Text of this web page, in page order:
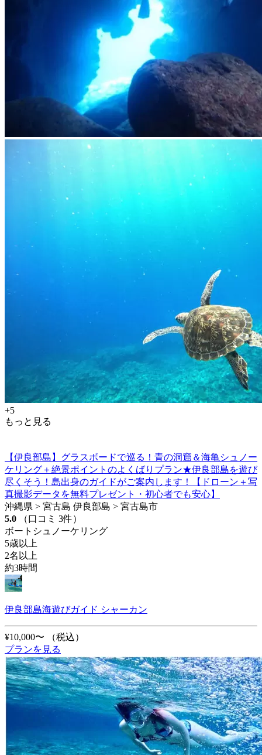
+5
もっと見る
【伊良部島】グラスボードで巡る！青の洞窟＆海亀シュノー
ケリング＋絶景ポイントのよくばりプラン★伊良部島を遊び
尽くそう！島出身のガイドがご案内します！【ドローン＋写
真撮影データを無料プレゼント・初心者でも安心】
沖縄県 > 宮古島 伊良部島 > 宮古島市
5.0
（口コミ 3件）
ボートシュノーケリング
5歳以上
2名以上
約3時間
伊良部島海遊びガイド シャーカン
¥10,000〜
（税込）
プランを見る